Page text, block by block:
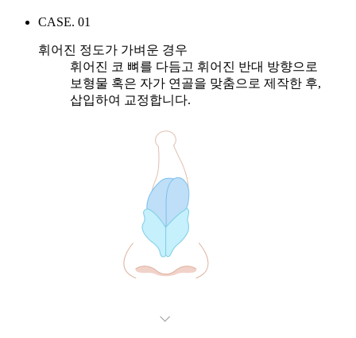
CASE. 01
휘어진 정도가 가벼운 경우
휘어진 코 뼈를 다듬고 휘어진 반대 방향으로
보형물 혹은 자가 연골을 맞춤으로 제작한 후,
삽입하여 교정합니다.